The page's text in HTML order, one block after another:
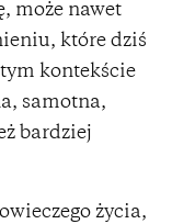
może nawet
które dziś
kontekście
samotna,
bardziej
życia,